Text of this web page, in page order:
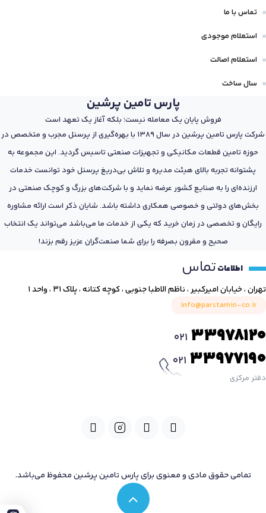
تماس با ما
استعلام موجودی
استعلام اصالت
سال ساخت
پارس تامین پرشین
فروش پایان یک معامله نیست؛ بلکه آغاز یک تعهد است
شرکت پارس تامین پرشین در سال 1389 با بهره‌گیری از پرسنل مجرب و متخصص در
حوزه تامین قطعات مکانیکی و تجهیزات صنعتی تاسیس گردید. این مجموعه به
پشتوانه تجربه بالای هیئت مدیره و تلاش بی‌دریغ پرسنل خود توانست خدمات
ارزنده‌ای را به صنایع کشور عرضه نماید و با شرکت‌های بزرگ و کوچک صنعتی در
بخش‌های دولتی و خصوصی همکاری داشته باشد. شایان ذکر است ارائه مشاوره
رایگان و تخصصی در زمان خرید که یکی از خدمات ما می‌باشد می‌تواند یک انتخاب
صحیح و مقرون بصرفه را برای شما صنعت‌گران عزیز رقم بزند!
اطلاعاتتماس
تهران ، خیابان امیرکبیر ، ناظم الاطبا جنوبی ، کوچه کتانه ، پلاک ۳۱ ، واحد ۱
info@parstamin-co.ir
021 33978120
021 33977190
دفتر مرکزی
تمامی حقوق مادی و معنوی برای پارس تامین پرشین محفوظ می‌باشد.